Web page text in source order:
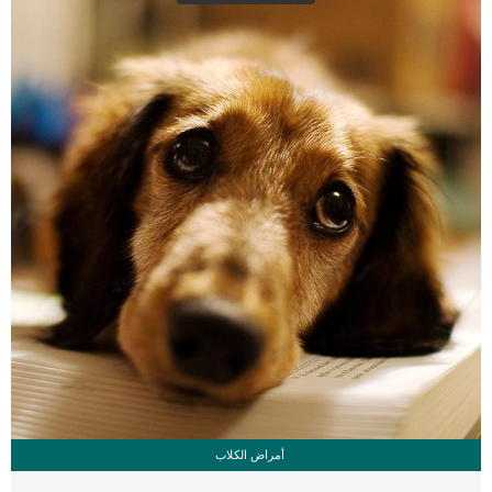
الادوات لتشخيص هذه الحالة. مثل: فحص جسدي شاملاختبارات الدم لاستبعاد بعض
الحالات المرضية الأخرىتحليل البولاخذ عينات […]
أمراض الكلاب